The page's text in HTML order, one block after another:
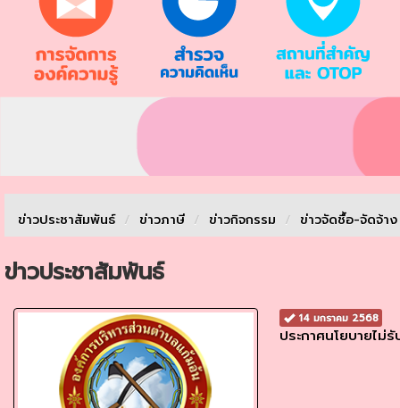
ข่าวประชาสัมพันธ์ / ข่าวภาษี / ข่าวกิจกรรม / ข่าวจัดชื้อ-จัดจ้า
ข่าวประชาสัมพันธ์
14 มกราคม 2568
ประกาศนโยบายไ